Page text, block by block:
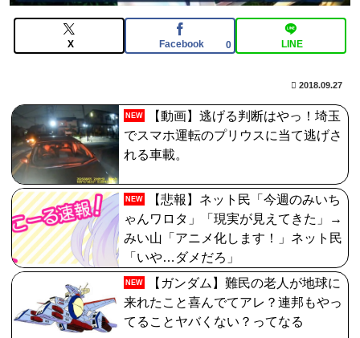
【FGO】バッファーとしても十分使えるね。レオニダス
【FGO】ティアマト Fate/GrandOrderのイラスト紹介
3984
X Facebook 0 LINE
2018.09.27
NEW
【動画】逃げる判断はやっ！埼玉
でスマホ運転のプリウスに当て逃げさ
れる車載。
NEW
【悲報】ネット民「今週のみいち
ゃんワロタ」「現実が見えてきた」→
みい山「アニメ化します！」ネット民
「いや…ダメだろ」
NEW
【ガンダム】難民の老人が地球に
来れたこと喜んでてアレ？連邦もやっ
てることヤバくない？ってなる